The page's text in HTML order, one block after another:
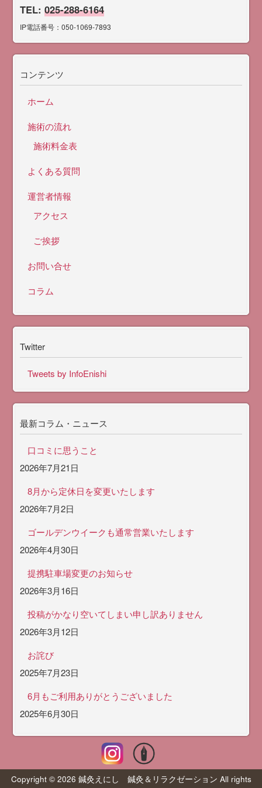
TEL:025-288-6164
IP電話番号：050-1069-7893
コンテンツ
ホーム
施術の流れ
施術料金表
よくある質問
運営者情報
アクセス
ご挨拶
お問い合せ
コラム
Twitter
Tweets by InfoEnishi
最新コラム・ニュース
口コミに思うこと
2026年7月21日
8月から定休日を変更いたします
2026年7月2日
ゴールデンウイークも通常営業いたします
2026年4月30日
提携駐車場変更のお知らせ
2026年3月16日
投稿がかなり空いてしまい申し訳ありません
2026年3月12日
お詫び
2025年7月23日
6月もご利用ありがとうございました
2025年6月30日
Copyright © 2026 鍼灸えにし 鍼灸＆リラクゼーション All rights